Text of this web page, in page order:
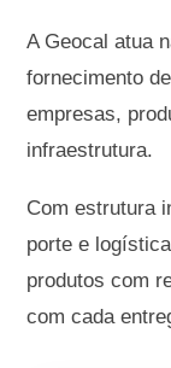
A Geocal atua
fornecimento
empresas,
infraestrutura.
Com estrutura
porte e
produtos com
com cada